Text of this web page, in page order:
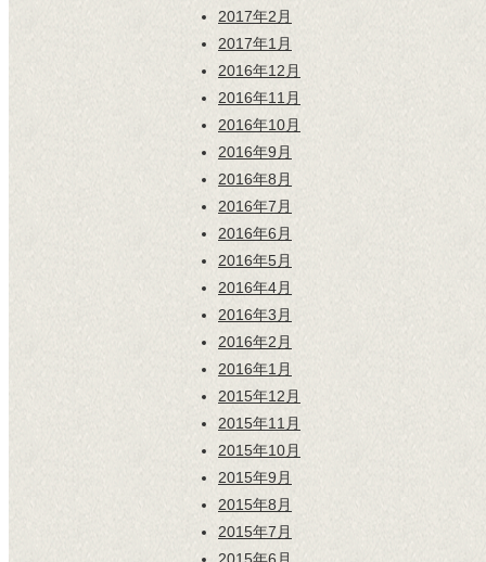
2017年2月
2017年1月
2016年12月
2016年11月
2016年10月
2016年9月
2016年8月
2016年7月
2016年6月
2016年5月
2016年4月
2016年3月
2016年2月
2016年1月
2015年12月
2015年11月
2015年10月
2015年9月
2015年8月
2015年7月